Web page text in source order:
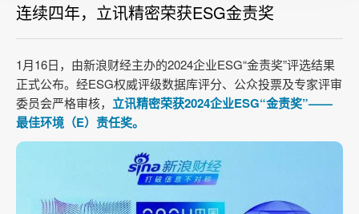
连续四年，立讯精密荣获ESG金责奖
1月16日，由新浪财经主办的2024企业ESG“金责奖”评选结果
正式公布。经ESG权威评级数据库评分、公众投票及专家评审
委员会严格审核， 立讯精密荣获2024企业ESG“金责奖”——
最佳环境（E）责任奖。